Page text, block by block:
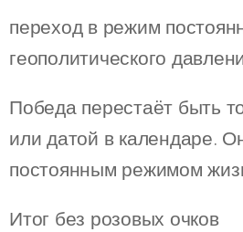
переход в режим
геополитического
Победа перестаёт быть
или датой в календаре.
постоянным режимом
Итог без розовых очков